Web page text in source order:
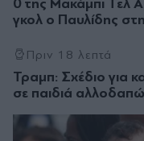
0 της Μακάμπι Τελ
γκολ ο Παυλίδης
Πριν 18 λεπτά
Τραμπ: Σχέδιο για
σε παιδιά